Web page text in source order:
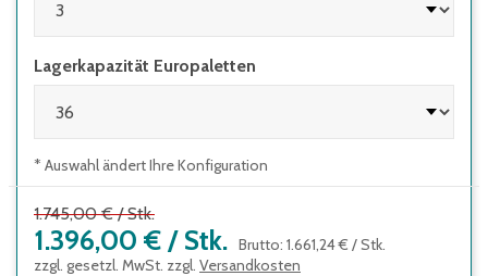
Lagerkapazität Europaletten
* Auswahl ändert Ihre Konfiguration
1.745,00 € /Stk.
1.396,00 € / Stk. Brutto: 1.661,24 € /Stk.
zzgl. gesetzl. MwSt. zzgl. Versandkosten